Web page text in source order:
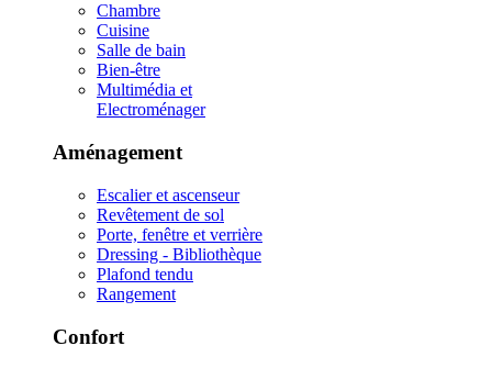
Chambre
Cuisine
Salle de bain
Bien-être
Multimédia et
Electroménager
Aménagement
Escalier et ascenseur
Revêtement de sol
Porte, fenêtre et verrière
Dressing - Bibliothèque
Plafond tendu
Rangement
Confort